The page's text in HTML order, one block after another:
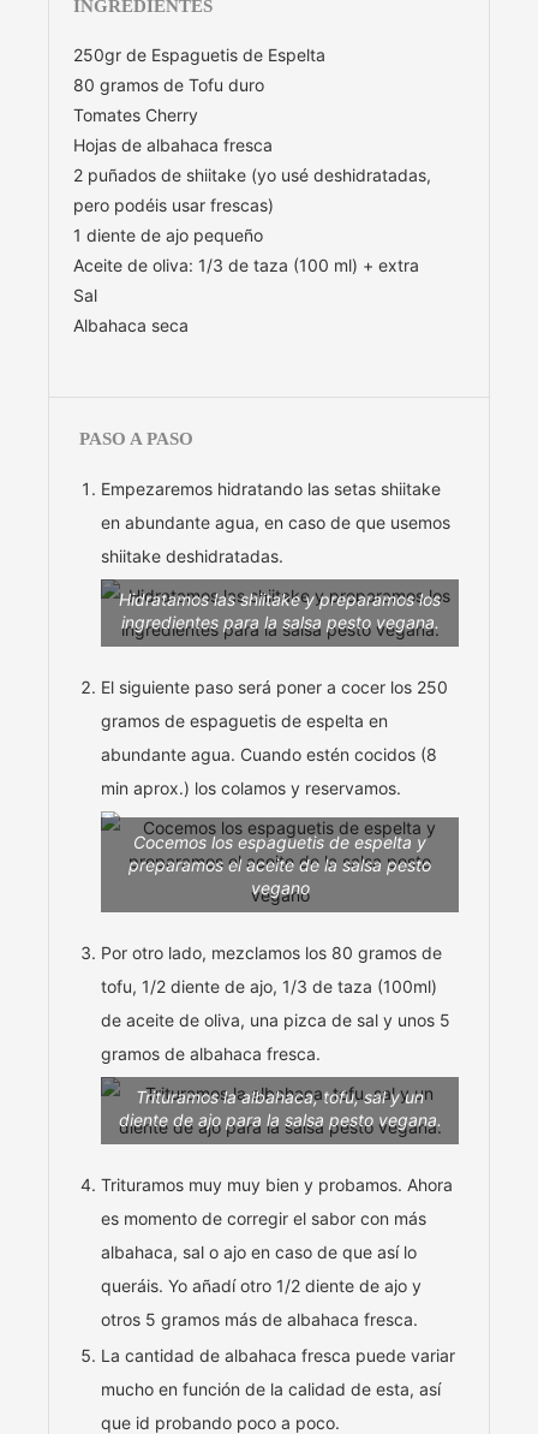
INGREDIENTES
250gr de Espaguetis de Espelta
80 gramos de Tofu duro
Tomates Cherry
Hojas de albahaca fresca
2 puñados de shiitake (yo usé deshidratadas,
pero podéis usar frescas)
1 diente de ajo pequeño
Aceite de oliva: 1/3 de taza (100 ml) + extra
Sal
Albahaca seca
PASO A PASO
Empezaremos hidratando las setas shiitake
en abundante agua, en caso de que usemos
shiitake deshidratadas.
Hidratamos las shiitake y preparamos los
ingredientes para la salsa pesto vegana.
El siguiente paso será poner a cocer los 250
gramos de espaguetis de espelta en
abundante agua. Cuando estén cocidos (8
min aprox.) los colamos y reservamos.
Cocemos los espaguetis de espelta y
preparamos el aceite de la salsa pesto
vegano
Por otro lado, mezclamos los 80 gramos de
tofu, 1/2 diente de ajo, 1/3 de taza (100ml)
de aceite de oliva, una pizca de sal y unos 5
gramos de albahaca fresca.
Trituramos la albahaca, tofu, sal y un
diente de ajo para la salsa pesto vegana.
Trituramos muy muy bien y probamos. Ahora
es momento de corregir el sabor con más
albahaca, sal o ajo en caso de que así lo
queráis. Yo añadí otro 1/2 diente de ajo y
otros 5 gramos más de albahaca fresca.
La cantidad de albahaca fresca puede variar
mucho en función de la calidad de esta, así
que id probando poco a poco.